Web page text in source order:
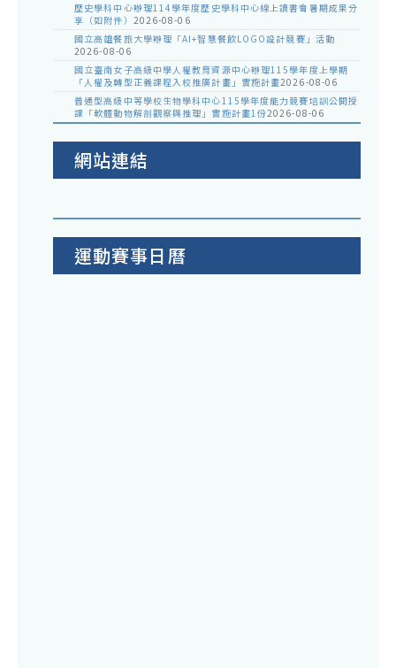
歷史學科中心辦理114學年度歷史學科中心線上讀書會暑期成果分
享（如附件） 2026-08-06
國立高雄餐旅大學辦理「AI+智慧餐飲LOGO設計競賽」活動
2026-08-06
國立臺南女子高級中學人權教育資源中心辦理115學年度上學期
「人權及轉型正義課程入校推廣計畫」實施計畫2026-08-06
普通型高級中等學校生物學科中心115學年度能力競賽培訓公開授
課「軟體動物解剖觀察與推理」實施計畫1份2026-08-06
網站連結
運動賽事日曆